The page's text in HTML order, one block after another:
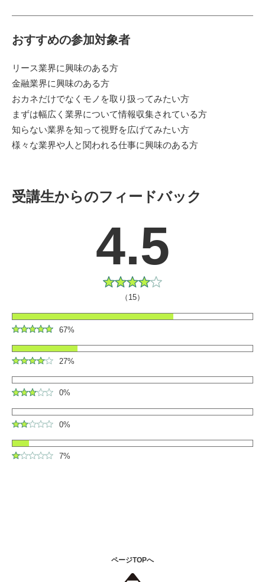
おすすめの参加対象者
リース業界に興味のある方
金融業界に興味のある方
おカネだけでなくモノを取り扱ってみたい方
まずは幅広く業界について情報収集されている方
知らない業界を知って視野を広げてみたい方
様々な業界や人と関われる仕事に興味のある方
受講生からのフィードバック
4.5
（15）
67%
27%
0%
0%
7%
ページTOPへ